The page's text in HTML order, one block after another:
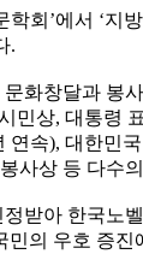
회’에서 ‘지
.
화창달과 봉
민상, 대통령
속), 대한민
사상 등 다수
받아 한국노
민의 우호 증